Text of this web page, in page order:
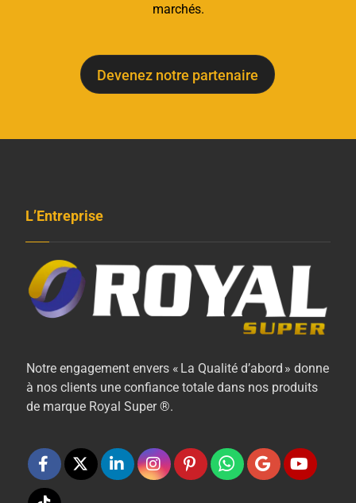
marchés.
Devenez notre partenaire
L’Entreprise
Notre engagement envers « La Qualité d’abord » donne
à nos clients une confiance totale dans nos produits
de marque Royal Super ®.